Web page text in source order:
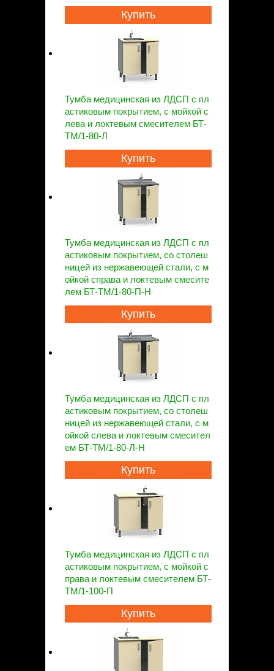
Купить
Тумба медицинская из ЛДСП с пл
астиковым покрытием, с мойкой с
лева и локтевым смесителем БТ-
ТМ/1-80-Л
Купить
Тумба медицинская из ЛДСП с пл
астиковым покрытием, со столеш
ницей из нержавеющей стали, с м
ойкой справа и локтевым смесите
лем БТ-ТМ/1-80-П-Н
Купить
Тумба медицинская из ЛДСП с пл
астиковым покрытием, со столеш
ницей из нержавеющей стали, с м
ойкой слева и локтевым смесител
ем БТ-ТМ/1-80-Л-Н
Купить
Тумба медицинская из ЛДСП с пл
астиковым покрытием, с мойкой с
права и локтевым смесителем БТ-
ТМ/1-100-П
Купить